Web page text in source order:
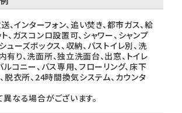
、インターフォン、追い焚き、都市ガス、給
、ガスコンロ設置可、シャワー、シャンプ
ューズボックス、収納、バストイレ別、洗
り、洗面所、独立洗面台、出窓、トイレ
ルコニー、バス専用、フローリング、床下
脱衣所、24時間換気システム、カウンタ
なる場合がございます。